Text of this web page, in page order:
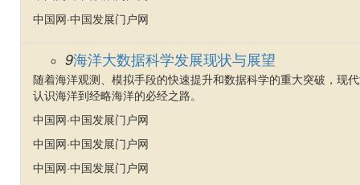
中国网·中国发展门户网
9海洋大数据科学发展现状与展望
随着海洋观测、模拟手段的快速提升和数据科学的重大突破，现
认识海洋到经略海洋的必经之路。
中国网·中国发展门户网
中国网·中国发展门户网
中国网·中国发展门户网